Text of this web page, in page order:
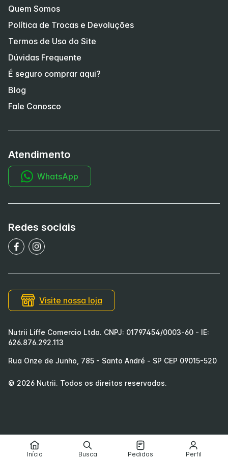
Início Busca Pedidos Perfil
Quem Somos
Política de Trocas e Devoluções
Termos de Uso do Site
Dúvidas Frequente
É seguro comprar aqui?
Blog
Fale Conosco
Atendimento
WhatsApp
Redes sociais
Visite nossa loja
Nutrii Liffe Comercio Ltda. CNPJ: 01797454/0003-60 - IE:
626.876.292.113
Rua Onze de Junho, 785 - Santo André - SP CEP 09015-520
© 2026 Nutrii. Todos os direitos reservados.